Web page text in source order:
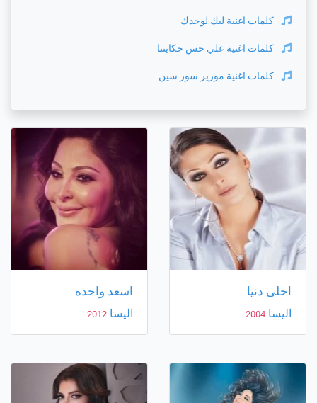
كلمات اغنية ليك لوحدك
كلمات اغنية علي حس حكايتنا
كلمات اغنية مورير سور سين
احلى دنيا
اليسا 2004
اسعد واحده
اليسا 2012